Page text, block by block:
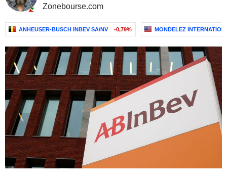
Zonebourse.com
ANHEUSER-BUSCH INBEV SA/NV -0,79% MONDELEZ